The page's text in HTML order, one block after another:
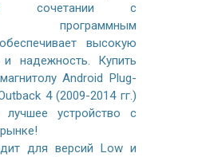
В сочетании с
программным
высокую
и надежность. Купить
Android Plug-
4 (2009-2014 гг.)
устройство с
для версий Low и